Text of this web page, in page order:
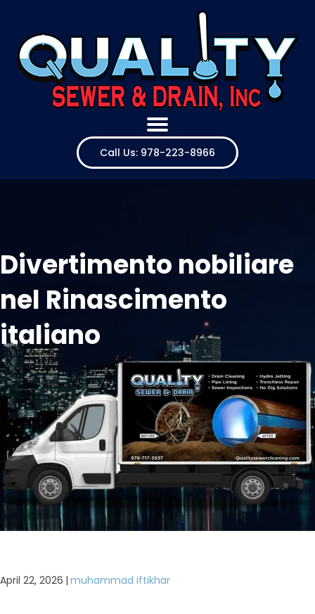
Call Us: 978-223-8966
Divertimento nobiliare
nel Rinascimento
italiano
April 22, 2026 | muhammad iftikhar